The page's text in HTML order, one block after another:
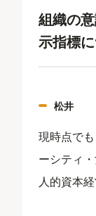
組織の
示指標
松井
現時点で
ーシティ
人的資本